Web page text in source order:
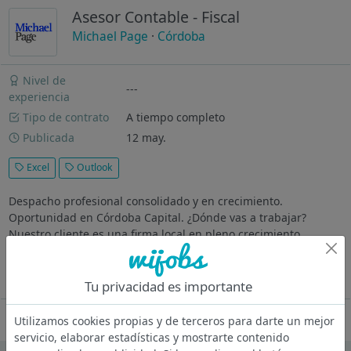
Asesor Contable - Fiscal
Michael Page · Córdoba
Nivel de
experiencia
---
Tipo de contrato
A tiempo completo
Publicada
12 may.
Excel Outlook
Despacho profesional consolidado y en crecimiento.
Oportunidad en Córdoba Capital. ¿Dónde vas a trabajar?
Nuestro cliente es una firma local en pleno crecimiento.
Descripción Gestión contable y fiscal de una cartera de
clientes. Elaboración y...
Oferta desactivada
Tu privacidad es importante
Utilizamos cookies propias y de terceros para darte un mejor
servicio, elaborar estadísticas y mostrarte contenido